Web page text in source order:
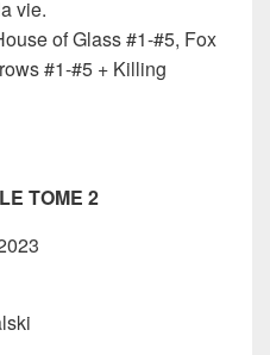
vie.
of Glass #1-#5, Fox
#1-#5 + Killing
TOME 2